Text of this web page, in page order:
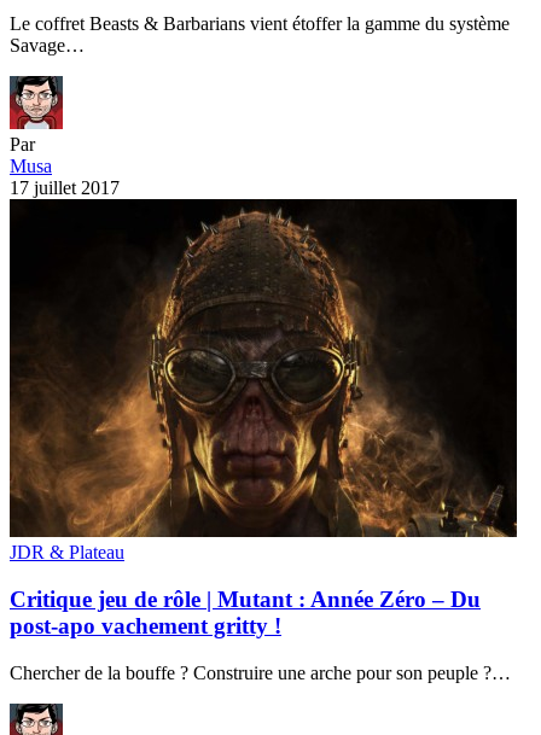
Le coffret Beasts & Barbarians vient étoffer la gamme du système
Savage…
Par
Musa
17 juillet 2017
JDR & Plateau
Critique jeu de rôle | Mutant : Année Zéro – Du
post-apo vachement gritty !
Chercher de la bouffe ? Construire une arche pour son peuple ?…